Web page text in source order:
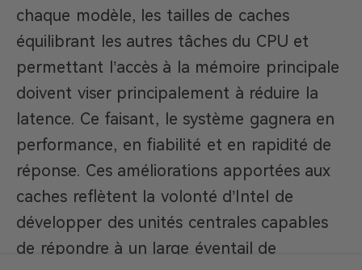
chaque modèle, les tailles de caches
équilibrant les autres tâches du CPU et
permettant l’accès à la mémoire principale
doivent viser principalement à réduire la
latence. Ce faisant, le système gagnera en
performance, en fiabilité et en rapidité de
réponse. Ces améliorations apportées aux
caches reflètent la volonté d’Intel de
développer des unités centrales capables
de répondre à un large éventail de